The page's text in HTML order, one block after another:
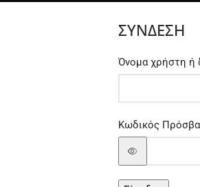
ΣΎΝΔΕΣΗ
Όνομα χρήστη ή
Κωδικός